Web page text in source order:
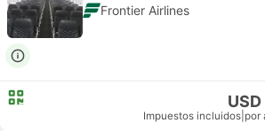
Frontier Airlines
Impuestos incluidos por